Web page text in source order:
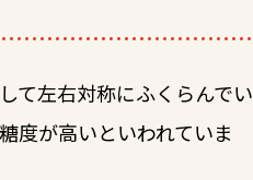
て左右対称にふくらんでい
度が高いといわれていま